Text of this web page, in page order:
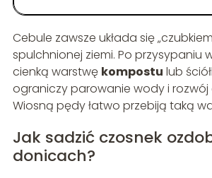
Cebule zawsze układa się
spulchnionej ziemi. Po przysypaniu
cienką warstwę kompostu lub
ograniczy parowanie wody i
Wiosną pędy łatwo przebiją taką
Jak sadzić czosnek
donicach?